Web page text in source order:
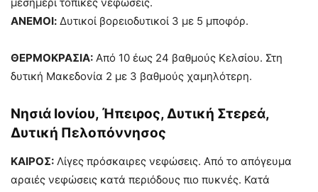
ΑΝΕΜΟΙ: Δυτικοί βορειοδυτικοί 3 με 5 μποφόρ.
ΘΕΡΜΟΚΡΑΣΙΑ: Από 10 έως 24 βαθμούς Κελσίου. Στη
δυτική Μακεδονία 2 με 3 βαθμούς χαμηλότερη.
Νησιά Ιονίου, Ήπειρος, Δυτική Στερεά,
Δυτική Πελοπόννησος
ΚΑΙΡΟΣ: Λίγες πρόσκαιρες νεφώσεις. Από το απόγευμα
αραιές νεφώσεις κατά περιόδους πιο πυκνές. Κατά